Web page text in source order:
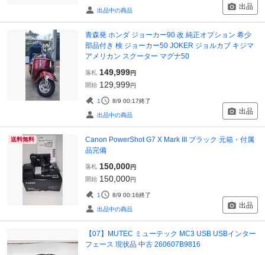
出品中の商品 出品
青森発 ホンダ ジョーカー90 改 純正オプション 希少
部品付き 検 ジョーカー50 JOKER ジョルカブ キジマ
アメリカン スクーター マグナ50
落札 149,999円
開始 129,999円
1 8/9 00:17終了
出品中の商品 出品
送料無料
Canon PowerShot G7 X Mark III ブラック 元箱・付属
品完備
落札 150,000円
開始 150,000円
1 8/9 00:16終了
出品中の商品 出品
【07】MUTEC ミューテック MC3 USB USBインター
フェース 現状品 中古 260607B9816